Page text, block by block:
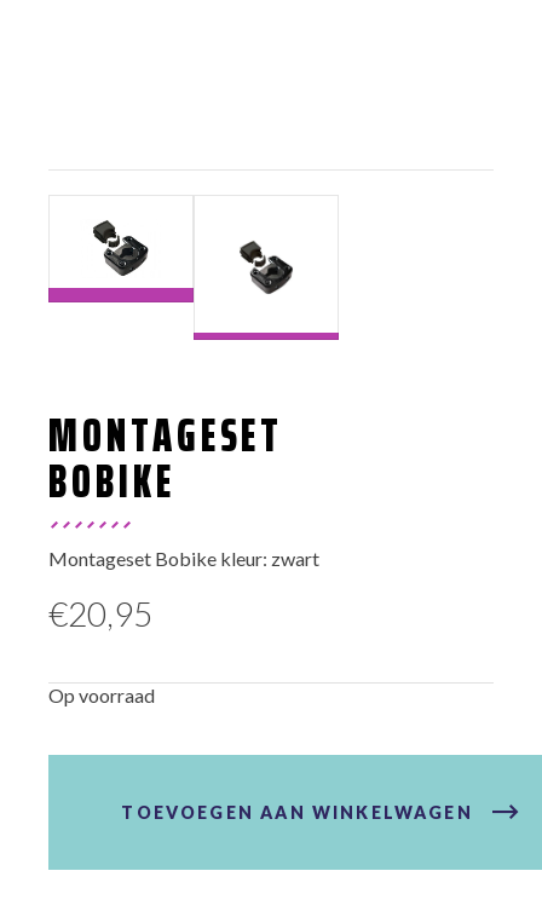
MONTAGESET
BOBIKE
Montageset Bobike kleur: zwart
€20,95
Op voorraad
TOEVOEGEN AAN WINKELWAGEN